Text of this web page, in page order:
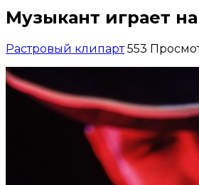
Музыкант играет
Растровый клипарт 553